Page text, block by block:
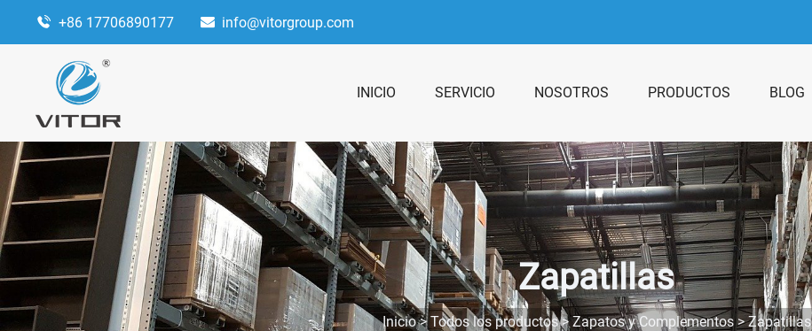
+86 17706890177 info@vitorgroup.com
INICIO SERVICIO NOSOTROS PRODUCTOS BLOG
Zapatillas
Inicio > Todos los productos > Zapatos y Complementos>Zapatillas